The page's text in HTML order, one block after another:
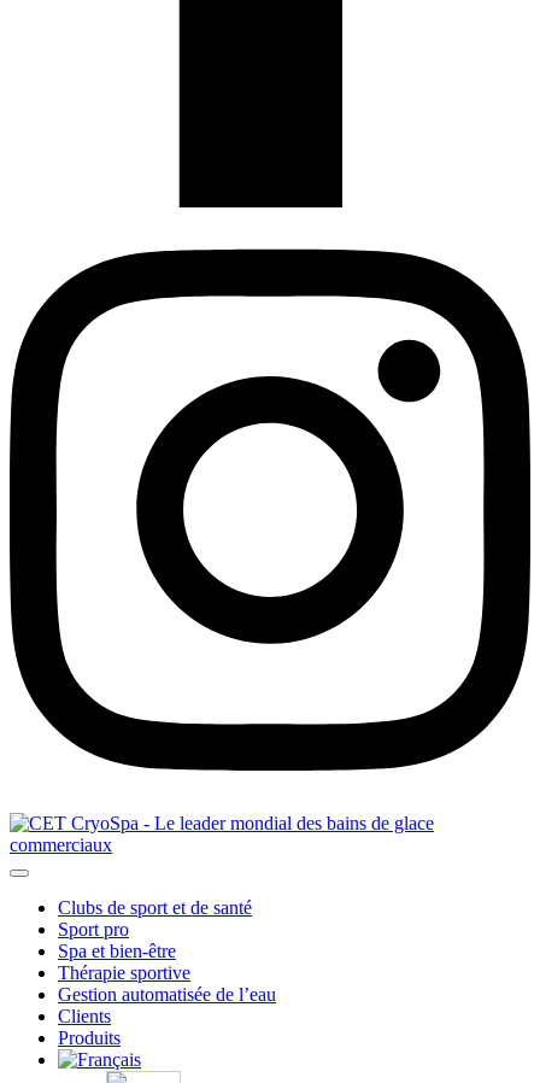
Clubs de sport et de santé
Sport pro
Spa et bien-être
Thérapie sportive
Gestion automatisée de l’eau
Clients
Produits